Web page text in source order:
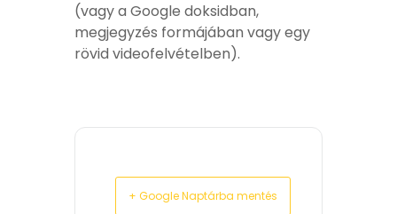
(vagy a Google doksidban,
megjegyzés formájában vagy egy
rövid videofelvételben).
+ Google Naptárba mentés